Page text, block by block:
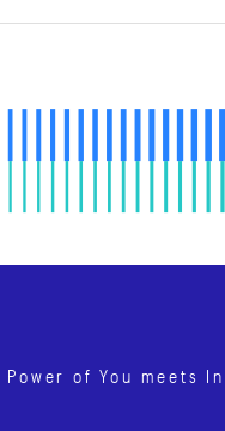
Power of You meets